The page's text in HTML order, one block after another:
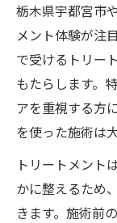
髪と心
心も髪も
髪に優
案
心地良
トリ
髪と心
ヘアカ
栃木県宇都宮市
メント体験が注
で受けるトリー
もたらします。
アを重視する方
を使った施術は
トリートメント
かに整えるため
きます。施術前